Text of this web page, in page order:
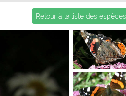
Retour à la liste des espèces